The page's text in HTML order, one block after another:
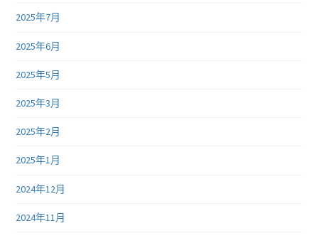
2025年7月
2025年6月
2025年5月
2025年3月
2025年2月
2025年1月
2024年12月
2024年11月